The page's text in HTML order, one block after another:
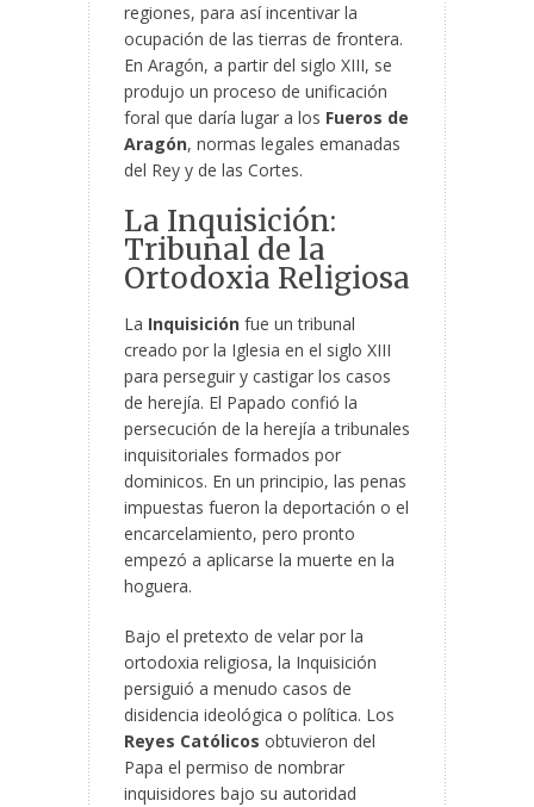
regiones, para así incentivar la
ocupación de las tierras de frontera.
En Aragón, a partir del siglo XIII, se
produjo un proceso de unificación
foral que daría lugar a los Fueros de
Aragón, normas legales emanadas
del Rey y de las Cortes.
La Inquisición:
Tribunal de la
Ortodoxia Religiosa
La Inquisición fue un tribunal
creado por la Iglesia en el siglo XIII
para perseguir y castigar los casos
de herejía. El Papado confió la
persecución de la herejía a tribunales
inquisitoriales formados por
dominicos. En un principio, las penas
impuestas fueron la deportación o el
encarcelamiento, pero pronto
empezó a aplicarse la muerte en la
hoguera.
Bajo el pretexto de velar por la
ortodoxia religiosa, la Inquisición
persiguió a menudo casos de
disidencia ideológica o política. Los
Reyes Católicos obtuvieron del
Papa el permiso de nombrar
inquisidores bajo su autoridad